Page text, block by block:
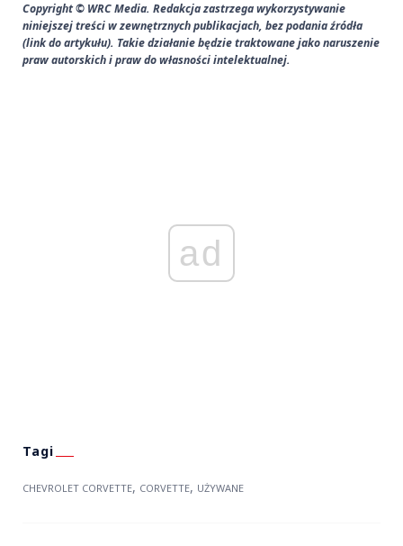
Copyright © WRC Media. Redakcja zastrzega wykorzystywanie
niniejszej treści w zewnętrznych publikacjach, bez podania źródła
(link do artykułu). Takie działanie będzie traktowane jako naruszenie
praw autorskich i praw do własności intelektualnej.
ad
CHEVROLET CORVETTE, CORVETTE, UŻYWANE